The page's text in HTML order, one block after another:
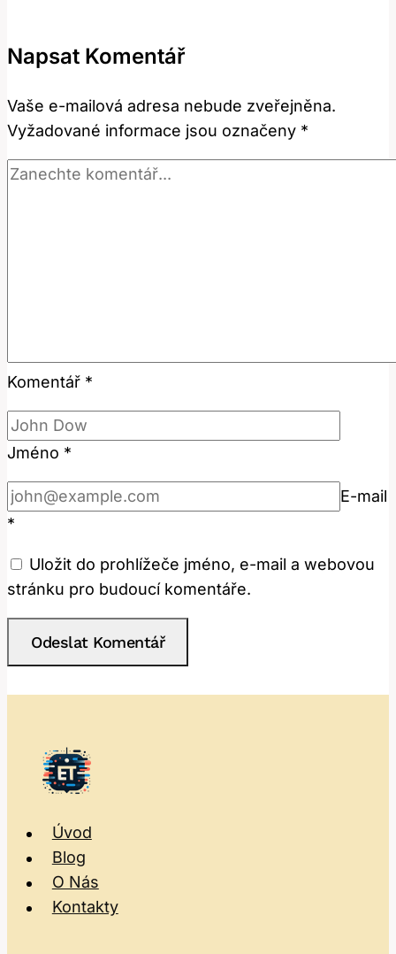
Ovlivňuje
a
Vedení?
Napsat Komentář
Vaše e-mailová adresa nebude zveřejněna.
Vyžadované informace jsou označeny *
Komentář *
Jméno *
E-mail
*
Uložit do prohlížeče jméno, e-mail a webovou
stránku pro budoucí komentáře.
Úvod
Blog
O Nás
Kontakty